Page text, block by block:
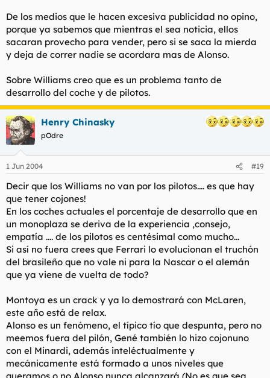
De los medios que le hacen excesiva publicidad no opino,
porque ya sabemos que mientras el sea noticia, ellos
sacaran provecho para vender, pero si se saca la mierda
y deja de correr nadie se acordara mas de Alonso.
Sobre Williams creo que es un problema tanto de
desarrollo del coche y de pilotos.
Henry Chinasky
pOdre
1 Jun 2004 #19
Decir que los Williams no van por los pilotos.... es que hay
que tener cojones!
En los coches actuales el porcentaje de desarrollo que en
un monoplaza se deriva de la experiencia ,consejo,
empatía .... de los pilotos es centésimal como mucho...
Si así no fuera crees que Ferrari lo evolucionan el truchón
del brasileño que no vale ni para la Nascar o el alemán
que ya viene de vuelta de todo?
Montoya es un crack y ya lo demostrará con McLaren,
este año está de relax.
Alonso es un fenómeno, el típico tío que despunta, pero no
meemos fuera del pilón, Gené también lo hizo cojonuno
con el Minardi, además inteléctualmente y
mecánicamente está formado a unos niveles que